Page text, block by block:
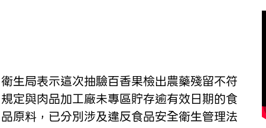
衛生局表示這次抽驗百香果檢出農藥殘留不符
規定與肉品加工廠未專區貯存逾有效日期的食
品原料，已分別涉及違反食品安全衛生管理法